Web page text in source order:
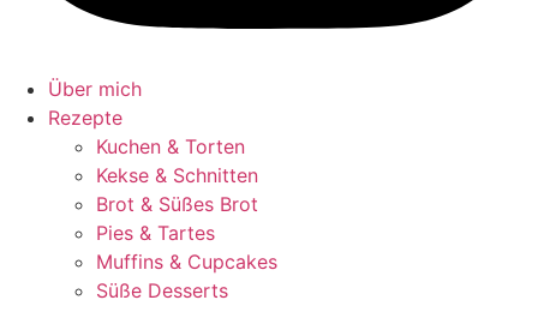
Über mich
Rezepte
Kuchen & Torten
Kekse & Schnitten
Brot & Süßes Brot
Pies & Tartes
Muffins & Cupcakes
Süße Desserts